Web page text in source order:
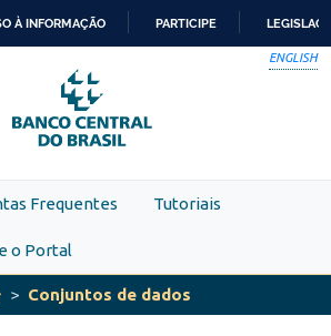
PARA
O
CONTEÚDO
À INFORMAÇÃO PARTICIPE
ENGLISH
Frequentes Tutoriais
o Portal
Conjuntos de dados